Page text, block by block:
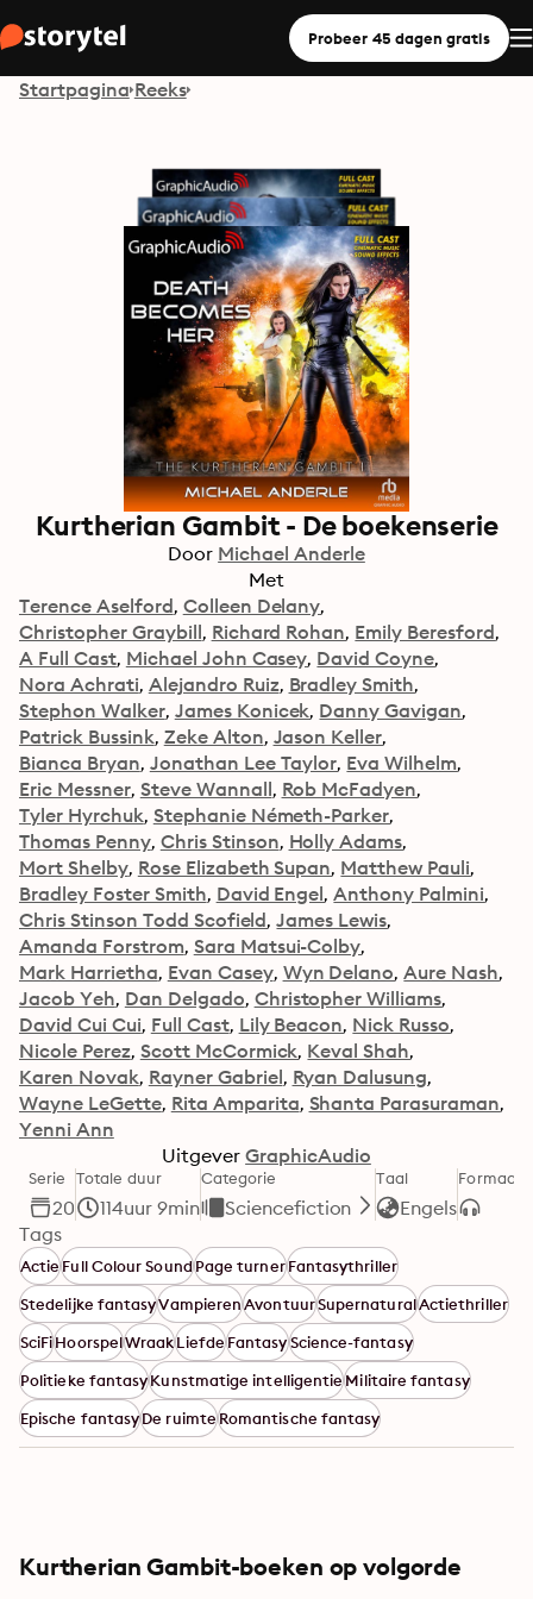
Probeer 45 dagen gratis
Startpagina Reeks
Kurtherian Gambit - De boekenserie
Door Michael Anderle
Met
Terence Aselford Colleen Delany
Christopher Graybill Richard Rohan Emily Beresford
A Full Cast Michael John Casey David Coyne
Nora Achrati Alejandro Ruiz Bradley Smith
Stephon Walker James Konicek Danny Gavigan
Patrick Bussink Zeke Alton Jason Keller
Bianca Bryan Jonathan Lee Taylor Eva Wilhelm
Eric Messner Steve Wannall Rob McFadyen
Tyler Hyrchuk Stephanie Németh-Parker
Thomas Penny Chris Stinson Holly Adams
Mort Shelby Rose Elizabeth Supan Matthew Pauli
Bradley Foster Smith David Engel Anthony Palmini
Chris Stinson Todd Scofield James Lewis
Amanda Forstrom Sara Matsui-Colby
Mark Harrietha Evan Casey Wyn Delano Aure Nash
Jacob Yeh Dan Delgado Christopher Williams
David Cui Cui Full Cast Lily Beacon Nick Russo
Nicole Perez Scott McCormick Keval Shah
Karen Novak Rayner Gabriel Ryan Dalusung
Wayne LeGette Rita Amparita Shanta Parasuraman
Yenni Ann
Uitgever GraphicAudio
Serie
20
Totale duur
114uur 9min
Categorie
Sciencefiction
Taal
Engels
Formaat
Tags
ActieFull Colour SoundPage turnerFantasythriller
Stedelijke fantasyVampierenAvontuurSupernaturalActiethriller
SciFiHoorspelWraakLiefdeFantasyScience-fantasy
Politieke fantasyKunstmatige intelligentieMilitaire fantasy
Epische fantasyDe ruimteRomantische fantasy
Kurtherian Gambit-boeken op volgorde